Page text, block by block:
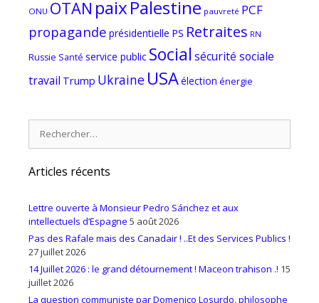
ONU OTAN paixPalestine pauvreté PCF
propagande présidentielle PS Retraites RN
Russie Santé service public Social sécurité sociale
travail Trump Ukraine USAélection énergie
Articles récents
Lettre ouverte à Monsieur Pedro Sánchez et aux
intellectuels d’Espagne 5 août 2026
Pas des Rafale mais des Canadair ! ..Et des Services Publics !
27 juillet 2026
14 Juillet 2026 : le grand détournement ! Maceon trahison .! 15
juillet 2026
La question communiste par Domenico Losurdo, philosophe